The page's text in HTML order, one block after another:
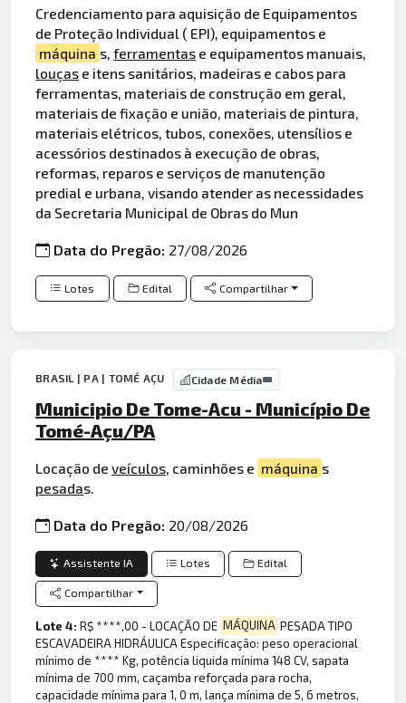
Credenciamento para aquisição de Equipamentos
de Proteção Individual ( EPI), equipamentos e
máquina s,ferramentas e equipamentos manuais,
louças e itens sanitários, madeiras e cabos para
ferramentas, materiais de construção em geral,
materiais de fixação e união, materiais de pintura,
materiais elétricos, tubos, conexões, utensílios e
acessórios destinados à execução de obras,
reformas, reparos e serviços de manutenção
predial e urbana, visando atender as necessidades
da Secretaria Municipal de Obras do Mun
Data do Pregão: 27/08/2026
Lotes Edital Compartilhar
BRASIL | PA | TOMÉ AÇU Cidade Média
Municipio De Tome-Acu - Município De
Tomé-Açu/PA
Locação deveículos , caminhões e máquina s
pesadas.
Data do Pregão: 20/08/2026
Assistente IA Lotes Edital
Compartilhar
Lote 4:R$ ****,00 - LOCAÇÃO DE MÁQUINA PESADA TIPO
ESCAVADEIRA HIDRÁULICA Especificação: peso operacional
mínimo de **** Kg, potência liquida mínima 148 CV, sapata
mínima de 700 mm, caçamba reforçada para rocha,
capacidade mínima para 1, 0 m, lança mínima de 5, 6 metros,